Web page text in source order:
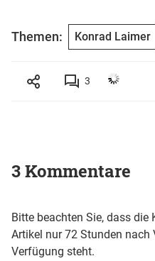
Themen: Konrad Laimer
3
3 Kommentare
Bitte beachten Sie, dass
Artikel nur 72 Stunden
Verfügung steht.